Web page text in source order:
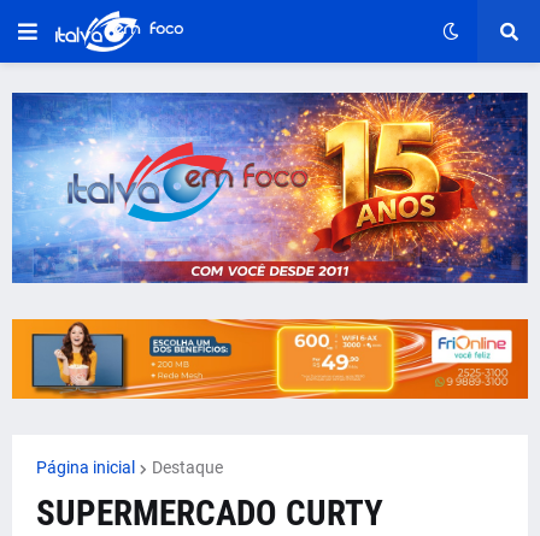
Página inicial Destaque
SUPERMERCADO CURTY